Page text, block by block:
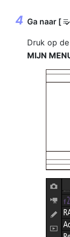
Ga naar [ O
Druk op de
MIJN